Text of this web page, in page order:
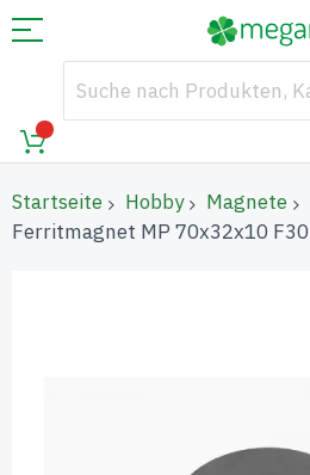
Startseite Hobby Magnete
Ferritmagnet MP 70x32x10 F30